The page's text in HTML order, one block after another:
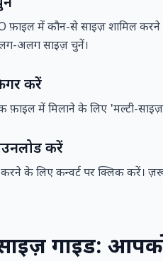
फ़ाइल में कौन-से साइज़ शामिल
अलग साइज़ चुनें।
करें
फ़ाइल में मिलाने के लिए 'मल्टी-
करें
करने के लिए कन्वर्ट पर क्लिक
गाइड: